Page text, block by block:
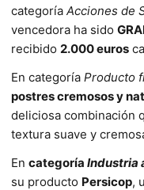
categoría Acciones de
vencedora ha sido
recibido 2.000 euros
En categoría Producto
postres cremosos y
deliciosa combinación
textura suave y
En categoría Industria
su producto Persicop,